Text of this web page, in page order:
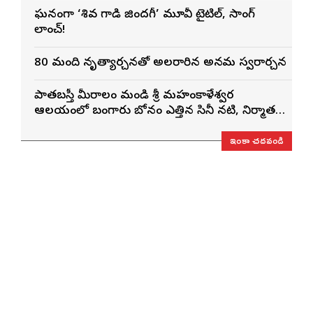
ఘనంగా ‘శివ గాడి జింద‌గీ’ మూవీ టైటిల్, సాంగ్
లాంచ్!
80 మంది నృత్యార్చనతో అలరారిన అన్నమ స్వరార్చన
పాతబస్తీ మీరాలం మండి శ్రీ మహంకాళేశ్వర
ఆలయంలో బంగారు బోనం ఎత్తిన సినీ నటి, నిర్మాత
ఇంకా చదవండి